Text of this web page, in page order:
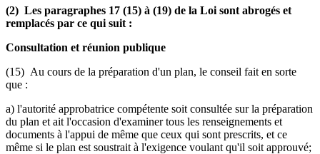
(2) Les paragraphes 17 (15) à (19) de la Loi sont abrogés et
remplacés par ce qui suit :
Consultation et réunion publique
(15) Au cours de la préparation d'un plan, le conseil fait en sorte
que :
a) l'autorité approbatrice compétente soit consultée sur la préparation
du plan et ait l'occasion d'examiner tous les renseignements et
documents à l'appui de même que ceux qui sont prescrits, et ce
même si le plan est soustrait à l'exigence voulant qu'il soit approuvé;